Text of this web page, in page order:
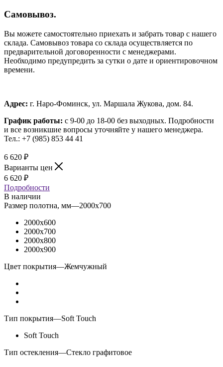
Самовывоз.
Вы можете самостоятельно приехать и забрать товар с нашего
склада. Самовывоз товара со склада осуществляется по
предварительной договоренности с менеджерами.
Необходимо предупредить за сутки о дате и ориентировочном
времени.
Адрес: г. Наро-Фоминск, ул. Маршала Жукова, дом. 84.
График работы: с 9-00 до 18-00 без выходных. Подробности
и все возникшие вопросы уточняйте у нашего менеджера.
Тел.: +7 (985) 853 44 41
6 620 ₽
Варианты цен
6 620 ₽
Подробности
В наличии
Размер полотна, мм—2000x700
2000x600
2000x700
2000x800
2000x900
Цвет покрытия—Жемчужный
Тип покрытия—Soft Touch
Soft Touch
Тип остекления—Стекло графитовое